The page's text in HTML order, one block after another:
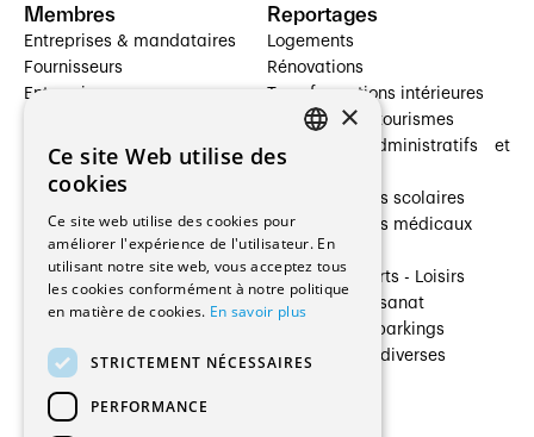
Membres
Entreprises & mandataires
Fournisseurs
Entreprises
Architectes paysagistes
Architectes d'intérieur
Entreprises générales
Ingénieurs et mandataires
Fabricants / Fournisseurs
Régies immobilières
Gestion PPE
Reportages
Logements
Rénovations
Transformations intérieures
Hôtelleries et tourismes
Bâtiments administratifs et
Établissements scolaires
Établissements médicaux
Villas
Cultures - Sports - Loisirs
Industrie - Artisanat
Transports et parkings
Constructions diverses
×
Ce site Web utilise des
cookies
Ce site web utilise des cookies pour
améliorer l'expérience de l'utilisateur. En
utilisant notre site web, vous acceptez tous
les cookies conformément à notre politique
en matière de cookies. En savoir plus
STRICTEMENT NÉCESSAIRES
PERFORMANCE